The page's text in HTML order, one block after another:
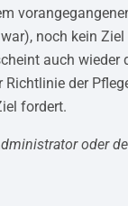
noch kein
auch wieder
Richtlinie der
fordert.
oder